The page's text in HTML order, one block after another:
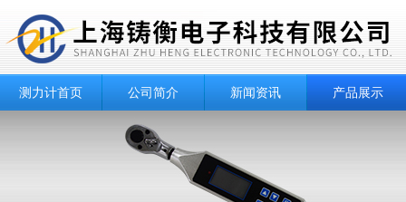
测力计首页 公司简介 新闻资讯 产品展示